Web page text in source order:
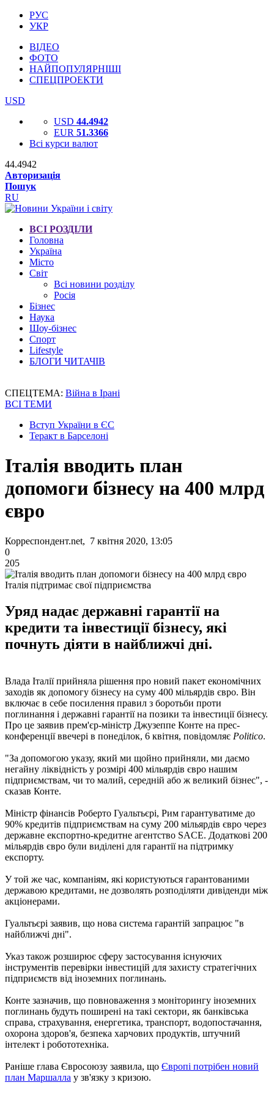
РУС
УКР
ВІДЕО
ФОТО
НАЙПОПУЛЯРНІШІ
СПЕЦПРОЕКТИ
USD
USD 44.4942
EUR 51.3366
Всі курси валют
44.4942
Авторизація
Пошук
RU
ВСІ РОЗДІЛИ
Головна
Україна
Місто
Світ
Всі новини розділу
Росія
Бізнес
Наука
Шоу-бізнес
Спорт
Lifestyle
БЛОГИ ЧИТАЧІВ
СПЕЦТЕМА: Війна в Ірані
ВСІ ТЕМИ
Вступ України в ЄС
Теракт в Барселоні
Італія вводить план
допомоги бізнесу на 400 млрд
євро
Корреспондент.net, 7 квітня 2020, 13:05
0
205
Італія підтримає свої підприємства
Уряд надає державні гарантії на
кредити та інвестиції бізнесу, які
почнуть діяти в найближчі дні.
Влада Італії прийняла рішення про новий пакет економічних
заходів як допомогу бізнесу на суму 400 мільярдів євро. Він
включає в себе посилення правил з боротьби проти
поглинання і державні гарантії на позики та інвестиції бізнесу.
Про це заявив прем'єр-міністр Джузеппе Конте на прес-
конференції ввечері в понеділок, 6 квітня, повідомляє Politico.
"За допомогою указу, який ми щойно прийняли, ми даємо
негайну ліквідність у розмірі 400 мільярдів євро нашим
підприємствам, чи то малий, середній або ж великий бізнес", -
сказав Конте.
Міністр фінансів Роберто Гуальтьєрі, Рим гарантуватиме до
90% кредитів підприємствам на суму 200 мільярдів євро через
державне експортно-кредитне агентство SACE. Додаткові 200
мільярдів євро були виділені для гарантії на підтримку
експорту.
У той же час, компаніям, які користуються гарантованими
державою кредитами, не дозволять розподіляти дивіденди між
акціонерами.
Гуальтьєрі заявив, що нова система гарантій запрацює "в
найближчі дні".
Указ також розширює сферу застосування існуючих
інструментів перевірки інвестицій для захисту стратегічних
підприємств від іноземних поглинань.
Конте зазначив, що повноваження з моніторингу іноземних
поглинань будуть поширені на такі сектори, як банківська
справа, страхування, енергетика, транспорт, водопостачання,
охорона здоров'я, безпека харчових продуктів, штучний
інтелект і робототехніка.
Раніше глава Євросоюзу заявила, що Європі потрібен новий
план Маршалла у зв'язку з кризою.